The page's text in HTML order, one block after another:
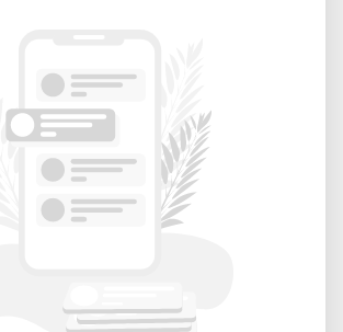
× 210 × 180 mm, accoglie una
di dimensioni di stampa.
dei materiali: In grado di
con vari materiali, tra cui PLA
polilattico), ABS (acrilonitrile
utente intuitiva: Dotata di